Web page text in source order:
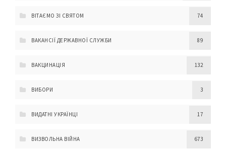
ВІТАЄМО ЗІ СВЯТОМ 74
ВАКАНСІЇ ДЕРЖАВНОЇ СЛУЖБИ 89
ВАКЦИНАЦІЯ 132
ВИБОРИ 3
ВИДАТНІ УКРАЇНЦІ 17
ВИЗВОЛЬНА ВІЙНА 673